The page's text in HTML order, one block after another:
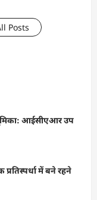
Posts
आईसीएआर उप
में बने रहने